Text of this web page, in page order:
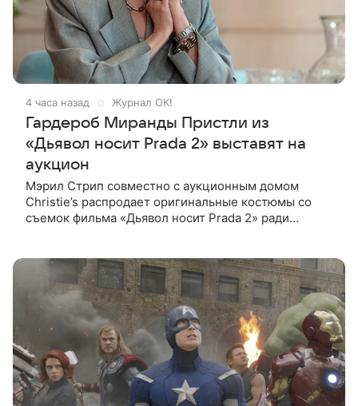
4 часа назад Журнал OK!
Гардероб Миранды Пристли из
«Дьявол носит Prada 2» выставят на
аукцион
Мэрил Стрип совместно с аукционным домом
Christie’s распродает оригинальные костюмы со
съемок фильма «Дьявол носит Prada 2» ради